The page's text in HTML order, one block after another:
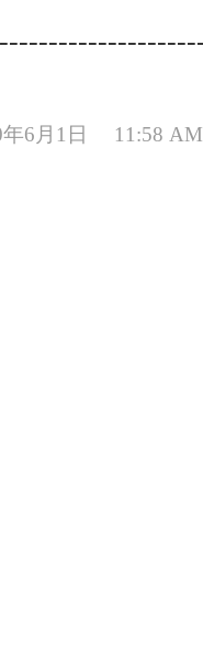
年6月1日 11:58